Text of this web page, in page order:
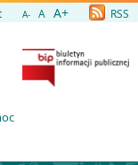
A- A A+ RSS